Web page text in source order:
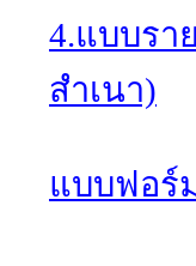
4.แบบรา
สำเนา)
แบบฟอร์